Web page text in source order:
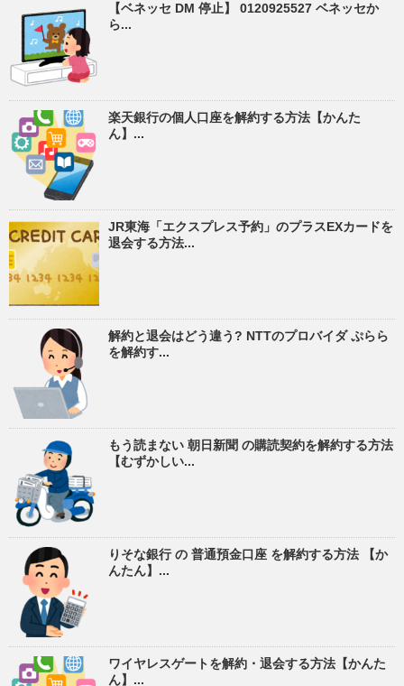
【ベネッセ DM 停止】 0120925527 ベネッセか
ら...
楽天銀行の個人口座を解約する方法【かんた
ん】...
JR東海「エクスプレス予約」のプラスEXカードを
退会する方法...
解約と退会はどう違う? NTTのプロバイダ ぷらら
を解約す...
もう読まない 朝日新聞 の購読契約を解約する方法
【むずかしい...
りそな銀行 の 普通預金口座 を解約する方法 【か
んたん】...
ワイヤレスゲートを解約・退会する方法【かんた
ん】...